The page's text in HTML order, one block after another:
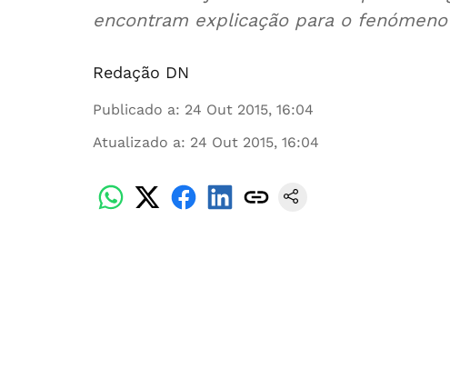
encontram explicação para o fenómeno
Redação DN
Publicado a: 24 Out 2015, 16:04
Atualizado a: 24 Out 2015, 16:04